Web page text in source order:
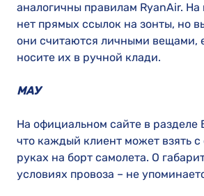
аналогичны правилам RyanAir. На
нет прямых ссылок на зонты, но
они считаются личными вещами,
носите их в ручной клади.
МАУ
На официальном сайте в
что каждый клиент может взять с
руках на борт самолета. О
условиях провоза – не